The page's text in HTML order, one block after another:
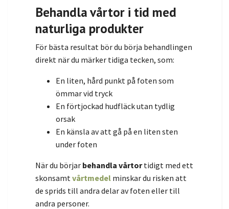
Behandla vårtor i tid med
naturliga produkter
För bästa resultat bör du börja behandlingen
direkt när du märker tidiga tecken, som:
En liten, hård punkt på foten som
ömmar vid tryck
En förtjockad hudfläck utan tydlig
orsak
En känsla av att gå på en liten sten
under foten
När du börjar behandla vårtortidigt med ett
skonsamt vårtmedel minskar du risken att
de sprids till andra delar av foten eller till
andra personer.